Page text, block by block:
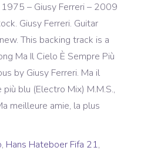
– Giusy Ferreri – 2009
Giusy Ferreri. Guitar
This backing track is a
Ma Il Cielo È Sempre Più
by Giusy Ferreri. Ma il
blu (Electro Mix) M.M.S.,
meilleure amie, la plus
, Hans Hateboer Fifa 21,